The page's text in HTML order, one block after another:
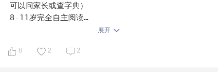
可以问家长或查字典）
8-11岁完全自主阅读
杂志，小说，名著，必读书目！很多，杂且乱
艺术
展开
8 2 2